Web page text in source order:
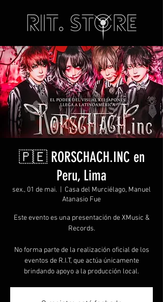
🇵🇪 RORSCHACH.INC en
Peru, Lima
sex., 01 de mai.
Casa del Murciélago, Manuel
Atanasio Fue
Este evento es una presentación de XMusic &
Records.
No forma parte de la realización oficial de los
eventos de R.I.T, que actúa únicamente
brindando apoyo a la producción local.